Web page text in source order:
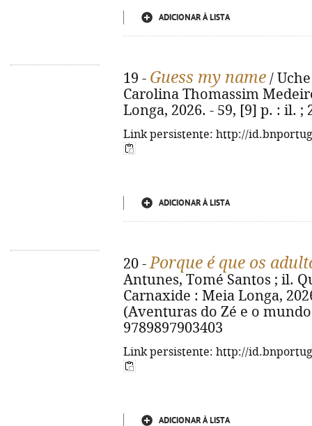
ADICIONAR À LISTA
19 - Guess my name /
Carolina Thomassim
Longa, 2026. - 59, [9] p. : il. ;
Link persistente: http://
ADICIONAR À LISTA
20 -Porque é que os
Antunes, Tomé Santos ; il.
Carnaxide : Meia Longa,
(Aventuras do Zé e o
9789897903403
Link persistente: http://
ADICIONAR À LISTA